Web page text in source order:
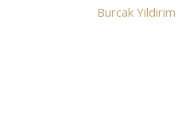
Burcak Yildirim